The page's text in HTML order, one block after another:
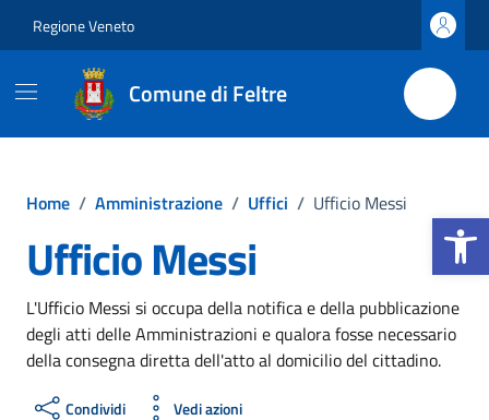
Apri la
Regione Veneto
Comune di Feltre
Home / Amministrazione / Uffici / Ufficio Messi
Ufficio Messi
L'Ufficio Messi si occupa della notifica e della pubblicazione
degli atti delle Amministrazioni e qualora fosse necessario
della consegna diretta dell'atto al domicilio del cittadino.
Condividi Vedi azioni